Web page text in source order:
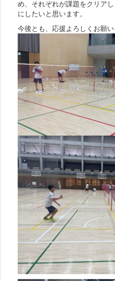
め、それぞれが課題をクリア
にしたいと思います。
今後とも、応援よろしくお願い